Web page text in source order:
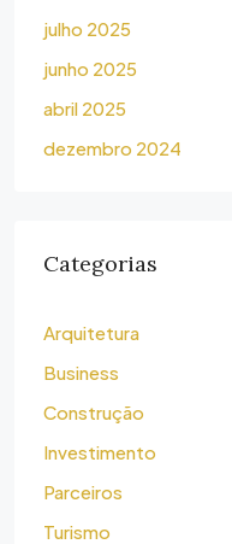
julho 2025
junho 2025
abril 2025
dezembro 2024
Categorias
Arquitetura
Business
Construção
Investimento
Parceiros
Turismo